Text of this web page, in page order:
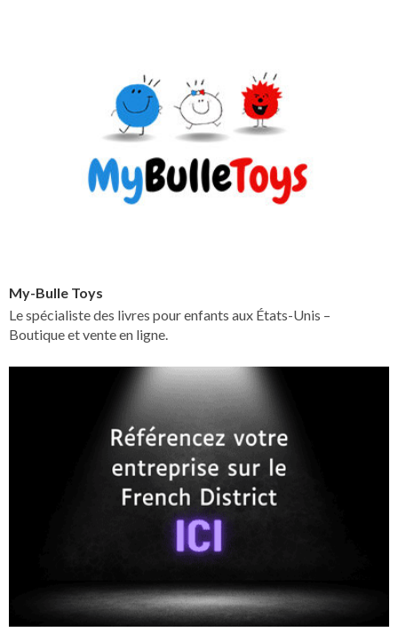
My-Bulle Toys
Le spécialiste des livres pour enfants aux États-Unis –
Boutique et vente en ligne.